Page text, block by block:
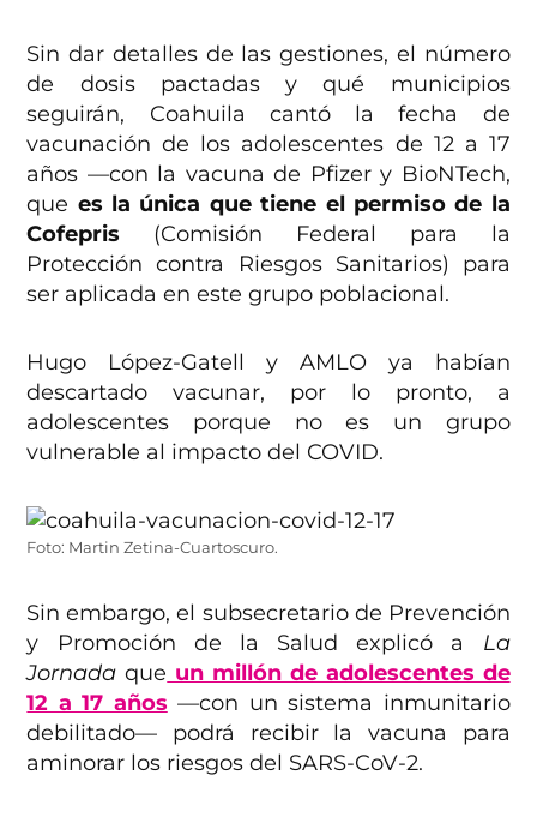
Sin dar detalles de las gestiones, el número
de dosis pactadas y qué municipios
seguirán, Coahuila cantó la fecha de
vacunación de los adolescentes de 12 a 17
años —con la vacuna de Pfizer y BioNTech,
que es la única que tiene el permiso de la
Cofepris (Comisión Federal para la
Protección contra Riesgos Sanitarios) para
ser aplicada en este grupo poblacional.
Hugo López-Gatell y AMLO ya habían
descartado vacunar, por lo pronto, a
adolescentes porque no es un grupo
vulnerable al impacto del COVID.
Foto: Martin Zetina-Cuartoscuro.
Sin embargo, el subsecretario de Prevención
y Promoción de la Salud explicó a La
Jornada que un millón de adolescentes de
12 a 17 años —con un sistema inmunitario
debilitado— podrá recibir la vacuna para
aminorar los riesgos del SARS-CoV-2.